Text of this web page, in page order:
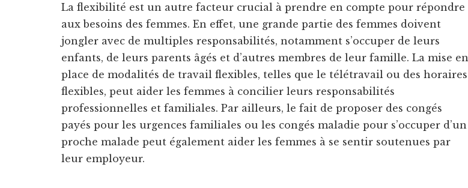
La flexibilité est un autre facteur crucial à prendre en compte pour répondre
aux besoins des femmes. En effet, une grande partie des femmes doivent
jongler avec de multiples responsabilités, notamment s’occuper de leurs
enfants, de leurs parents âgés et d’autres membres de leur famille. La mise en
place de modalités de travail flexibles, telles que le télétravail ou des horaires
flexibles, peut aider les femmes à concilier leurs responsabilités
professionnelles et familiales. Par ailleurs, le fait de proposer des congés
payés pour les urgences familiales ou les congés maladie pour s’occuper d’un
proche malade peut également aider les femmes à se sentir soutenues par
leur employeur.